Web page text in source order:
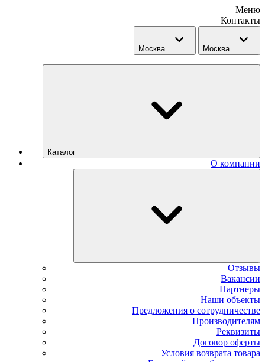
Меню
Контакты
Москва Москва
Каталог
О компании
Отзывы
Вакансии
Партнеры
Наши объекты
Предложения о сотрудничестве
Производителям
Реквизиты
Договор оферты
Условия возврата товара